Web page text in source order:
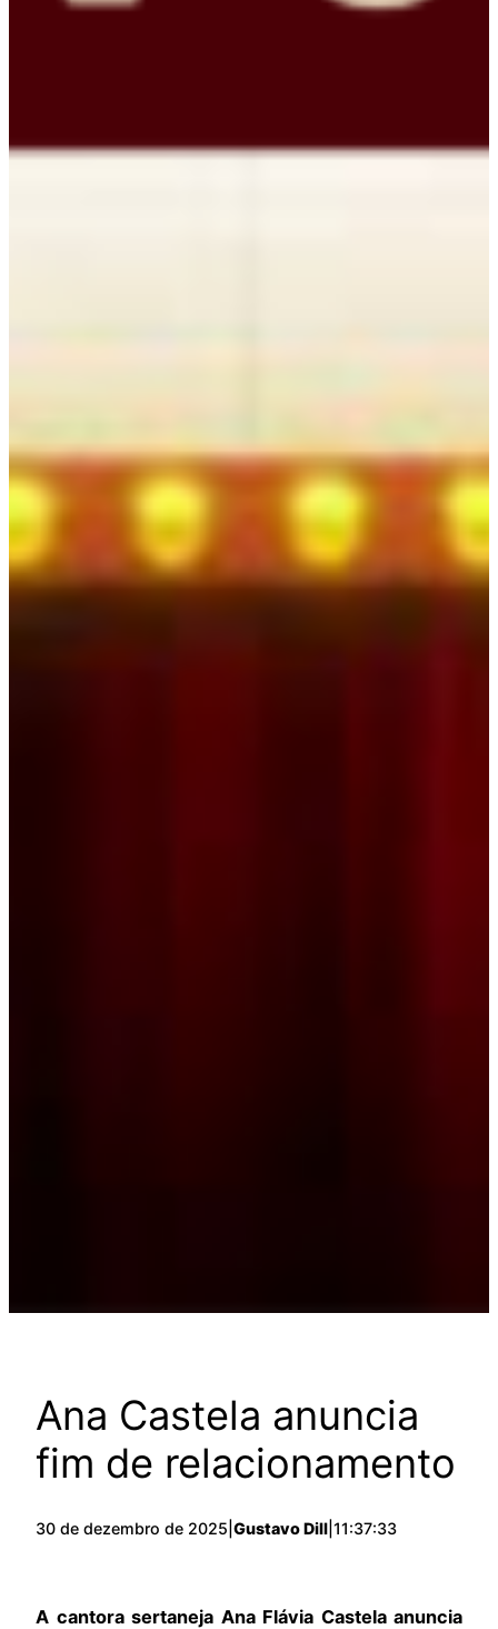
Ana Castela anuncia
fim de relacionamento
30 de dezembro de 2025 Gustavo Dill 11:37:33
A cantora sertaneja Ana Flávia Castela anuncia